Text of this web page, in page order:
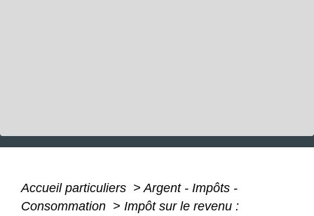
Accueil particuliers > Argent - Impôts -
Consommation > Impôt sur le revenu :